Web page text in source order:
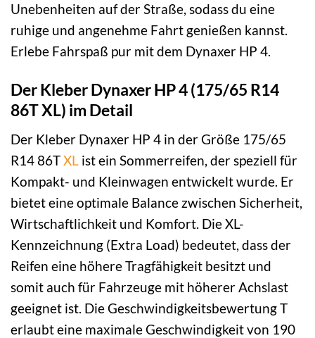
Unebenheiten auf der Straße, sodass du eine
ruhige und angenehme Fahrt genießen kannst.
Erlebe Fahrspaß pur mit dem Dynaxer HP 4.
Der Kleber Dynaxer HP 4 (175/65 R14
86T XL) im Detail
Der Kleber Dynaxer HP 4 in der Größe 175/65
R14 86TXL ist ein Sommerreifen, der speziell für
Kompakt- und Kleinwagen entwickelt wurde. Er
bietet eine optimale Balance zwischen Sicherheit,
Wirtschaftlichkeit und Komfort. Die XL-
Kennzeichnung (Extra Load) bedeutet, dass der
Reifen eine höhere Tragfähigkeit besitzt und
somit auch für Fahrzeuge mit höherer Achslast
geeignet ist. Die Geschwindigkeitsbewertung T
erlaubt eine maximale Geschwindigkeit von 190